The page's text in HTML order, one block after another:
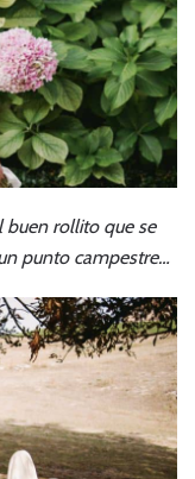
buen rollito que se
punto campestre…